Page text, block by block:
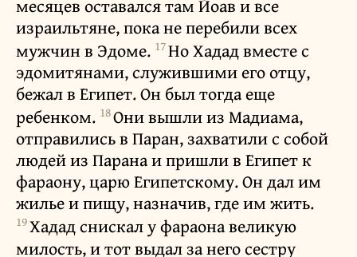
месяцев оставался там Йоав и все
израильтяне, пока не перебили всех
мужчин в Эдоме. 17Но Хадад вместе с
эдомитянами, служившими его отцу,
бежал в Египет. Он был тогда еще
ребенком. 18Они вышли из Мадиама,
отправились в Паран, захватили с собой
людей из Парана и пришли в Египет к
фараону, царю Египетскому. Он дал им
жилье и пищу, назначив, где им жить.
19Хадад снискал у фараона великую
милость, и тот выдал за него сестру